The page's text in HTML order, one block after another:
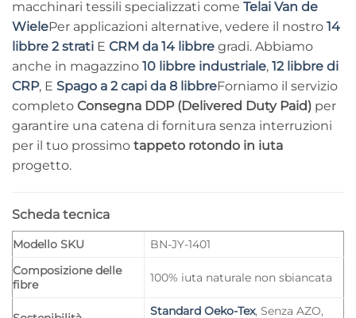
macchinari tessili specializzati come Telai Van de
WielePer applicazioni alternative, vedere il nostro 14
libbre 2 strati E CRM da 14 libbre gradi. Abbiamo
anche in magazzino 10 libbre industriale, 12 libbre di
CRP, E Spago a 2 capi da 8 libbreForniamo il servizio
completo Consegna DDP (Delivered Duty Paid) per
garantire una catena di fornitura senza interruzioni
per il tuo prossimo tappeto rotondo in iuta
progetto.
Scheda tecnica
Modello SKU
BN-JY-1401
Composizione delle
fibre
100% iuta naturale non sbiancata
Standard Oeko-Tex, Senza AZO,